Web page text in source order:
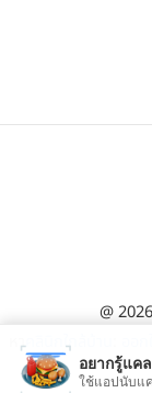
@
หาคลินิกใกล้บ้าน
อยากรู้แค
ใช้แอปนับแค